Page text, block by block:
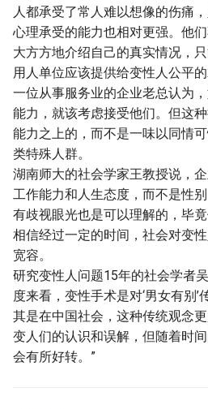
人都承受了常人难以想像的伤痛
心理承受的能力也相对更强。他
大方方地介绍自己的真实情况，
用人单位应该提供给变性人公平
一位从事服务业的企业老总认为
能力，就该考虑接受他们。但这
能力之上的，而不是一味以同情
类特殊人群。
湖南师大的社会学家王教授说，
工作能力和人生态度，而不是性
有歧视眼光也是可以理解的，毕
相信经过一定的时间，社会对变
宽容。
研究变性人问题15年的社会学者
度来看，变性手术是对‘男女有别
其是在中国社会，这种传统观念
变人们的认识和误解，但随着时
会有所好转。”